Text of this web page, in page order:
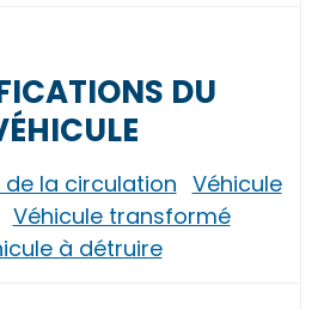
DU
la circulation Véhicule
Véhicule transformé
à détruire